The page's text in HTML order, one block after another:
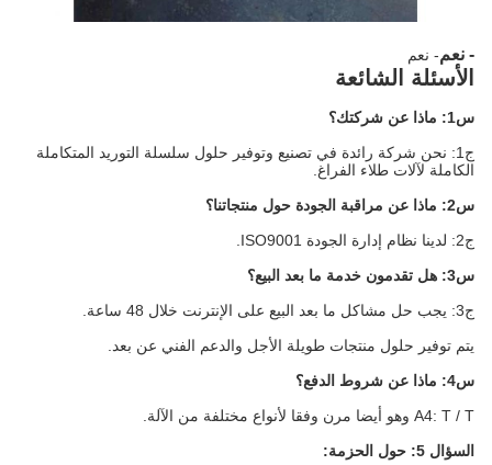
- نعم- نعم
الأسئلة الشائعة
س1: ماذا عن شركتك؟
ج1: نحن شركة رائدة في تصنيع وتوفير حلول سلسلة التوريد المتكاملة
الكاملة لآلات طلاء الفراغ.
س2: ماذا عن مراقبة الجودة حول منتجاتنا؟
ج2: لدينا نظام إدارة الجودة ISO9001.
س3: هل تقدمون خدمة ما بعد البيع؟
ج3: يجب حل مشاكل ما بعد البيع على الإنترنت خلال 48 ساعة.
يتم توفير حلول منتجات طويلة الأجل والدعم الفني عن بعد.
س4: ماذا عن شروط الدفع؟
A4: T / T وهو أيضا مرن وفقا لأنواع مختلفة من الآلة.
السؤال 5: حول الحزمة: